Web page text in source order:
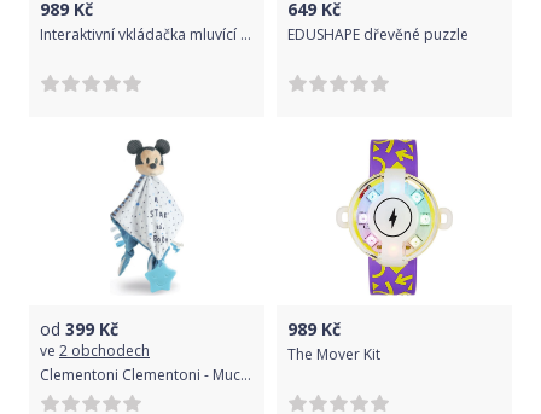
989 Kč
Interaktivní vkládačka mluvící auto - růžové
649 Kč
EDUSHAPE dřevěné puzzle
od 399 Kč
ve 2 obchodech
Clementoni Clementoni - Muchláček Baby Minnie
989 Kč
The Mover Kit